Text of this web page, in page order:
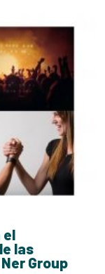
el
las
Group